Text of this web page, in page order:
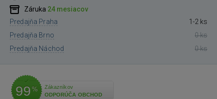
Záruka 24 mesiacov
Predajňa Praha
1-2 ks
Predajňa Brno
0 ks
Predajňa Náchod
0 ks
99 %
Zákazníkov
ODPORÚČA OBCHOD